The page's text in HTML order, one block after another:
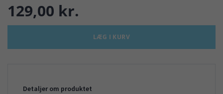
129,00 kr.
LÆG I KURV
Detaljer om produktet